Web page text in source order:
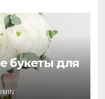
букеты для